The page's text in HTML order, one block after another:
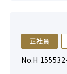
正社員
No.H